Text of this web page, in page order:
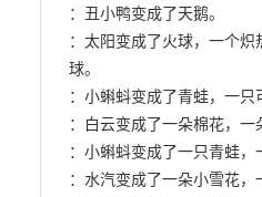
：丑小鸭变成了天鹅。
：太阳变成了火球，一个炽
球。
：小蝌蚪变成了青蛙，一只
：白云变成了一朵棉花，一
：小蝌蚪变成了一只青蛙，
：水汽变成了一朵小雪花，